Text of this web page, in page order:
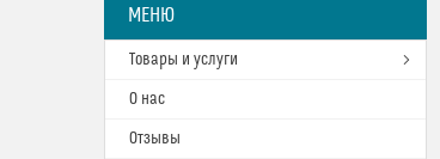
Товары и услуги
О нас
Отзывы